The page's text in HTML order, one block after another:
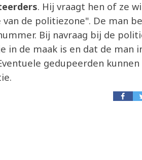
. Hij vraagt hen of ze
de politiezone". De man
Bij navraag bij de
in de maak is en dat de man
gedupeerden